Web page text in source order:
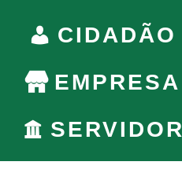
CIDADÃO
EMPRESA
SERVIDOR